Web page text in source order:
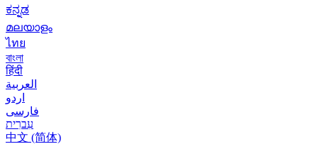
ಕನ್ನಡ
മലയാളം
ไทย
বাংলা
हिंदी
العربية
اردو
فارسی
עִברִית
中文 (简体)